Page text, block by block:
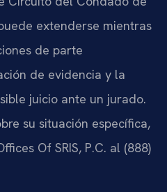
extenderse mientras
de parte
de evidencia y la
juicio ante un jurado.
su situación específica,
Of SRIS, P.C. al (888)